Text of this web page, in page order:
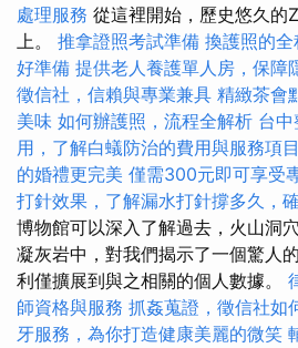
處理服務 從這裡開始，歷史悠久的
上。 推拿證照考試準備 換護照的
好準備 提供老人養護單人房，保障
徵信社，信賴與專業兼具 精緻茶會
美味 如何辦護照，流程全解析 台
用，了解白蟻防治的費用與服務項目
的婚禮更完美 僅需300元即可享受
打針效果，了解漏水打針撐多久，
博物館可以深入了解過去，火山洞
凝灰岩中，對我們揭示了一個驚人
利僅擴展到與之相關的個人數據。
師資格與服務 抓姦蒐證，徵信社如
牙服務，為你打造健康美麗的微笑